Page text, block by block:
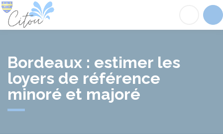
Bordeaux : estimer les
loyers de référence
minoré et majoré